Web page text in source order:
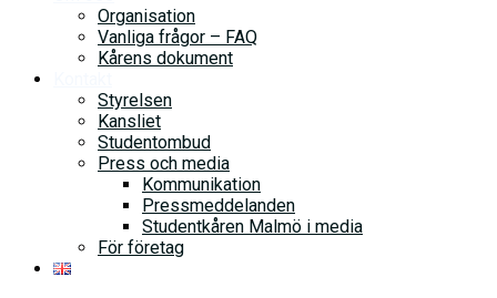
Organisation
Vanliga frågor – FAQ
Kårens dokument
Styrelsen
Kansliet
Studentombud
Press och media
Kommunikation
Pressmeddelanden
Studentkåren Malmö i media
För företag